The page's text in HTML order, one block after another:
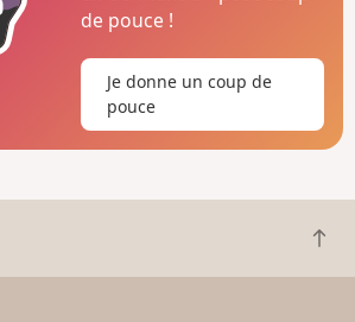
de pouce !
Je donne un coup de
pouce
R
e